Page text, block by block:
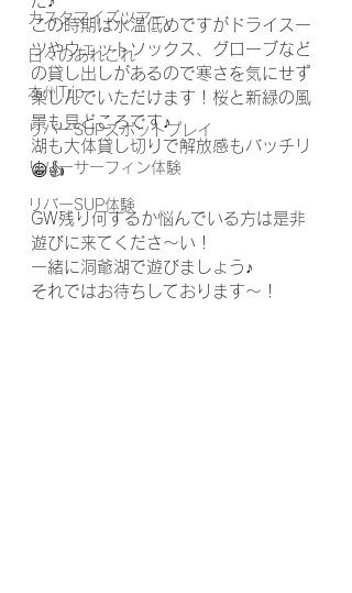
カスタマイズツアー
日々のあれこれ
本州Trip
リバーSUPスポットプレイ
リバーサーフィン体験
リバーSUP体験
この時期は水温低めですがドライスー
ツやウェットソックス、グローブなど
の貸し出しがあるので寒さを気にせず
楽しんでいただけます！桜と新緑の風
景も見どころです♪
湖も大体貸し切りで解放感もバッチリ
😁👍
GW残り何するか悩んでいる方は是非
遊びに来てくださ～い！
一緒に洞爺湖で遊びましょう♪
それではお待ちしております～！